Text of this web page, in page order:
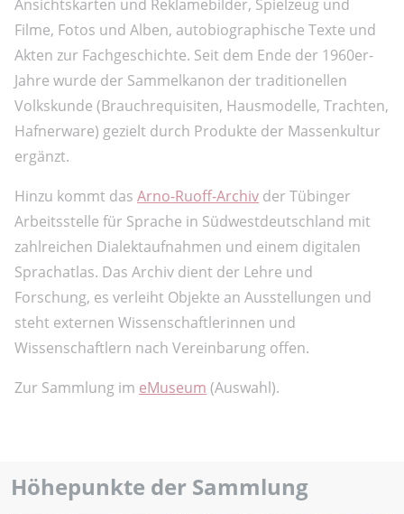
Ansichtskarten und Reklamebilder, Spielzeug und
Filme, Fotos und Alben, autobiographische Texte und
Akten zur Fachgeschichte. Seit dem Ende der 1960er-
Jahre wurde der Sammelkanon der traditionellen
Volkskunde (Brauchrequisiten, Hausmodelle, Trachten,
Hafnerware) gezielt durch Produkte der Massenkultur
ergänzt.
Hinzu kommt das Arno-Ruoff-Archiv der Tübinger
Arbeitsstelle für Sprache in Südwestdeutschland mit
zahlreichen Dialektaufnahmen und einem digitalen
Sprachatlas. Das Archiv dient der Lehre und
Forschung, es verleiht Objekte an Ausstellungen und
steht externen Wissenschaftlerinnen und
Wissenschaftlern nach Vereinbarung offen.
Zur Sammlung im eMuseum (Auswahl).
Höhepunkte der Sammlung